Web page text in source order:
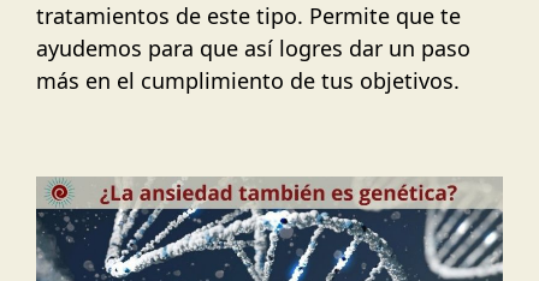
tratamientos de este tipo. Permite que te
ayudemos para que así logres dar un paso
más en el cumplimiento de tus objetivos.